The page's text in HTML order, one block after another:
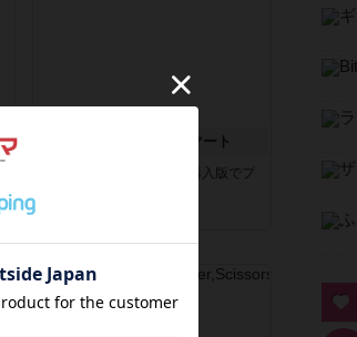
アドベンチャー・マート
tabletopsumilatorのDLC購入版でプ
レビュー